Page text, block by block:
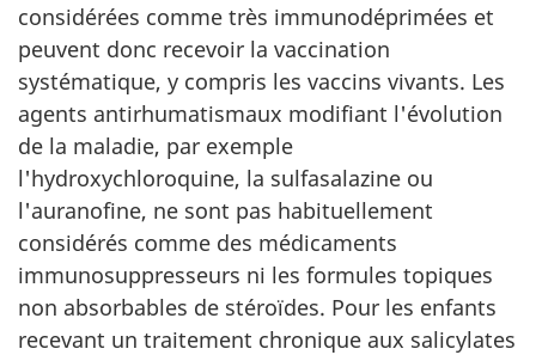
considérées comme très immunodéprimées et
peuvent donc recevoir la vaccination
systématique, y compris les vaccins vivants. Les
agents antirhumatismaux modifiant l'évolution
de la maladie, par exemple
l'hydroxychloroquine, la sulfasalazine ou
l'auranofine, ne sont pas habituellement
considérés comme des médicaments
immunosuppresseurs ni les formules topiques
non absorbables de stéroïdes. Pour les enfants
recevant un traitement chronique aux salicylates